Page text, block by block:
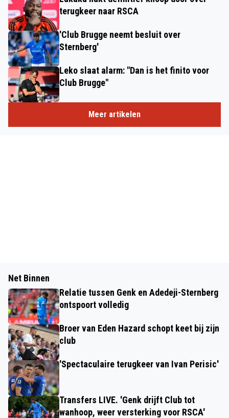
terugkeer naar RSCA
'Club Brugge neemt besluit over
Sternberg'
Leko slaat alarm: "Dan is het finito voor
Club Brugge"
Meer artikelen
Net Binnen
Relatie tussen Genk en Adedeji-Sternberg
ontspoort volledig
Broer van Eden Hazard schopt keet bij zijn
club
'Spectaculaire terugkeer van Ivan Perisic'
Transfers LIVE. 'Genk drijft Club tot
wanhoop, weer versterking voor RSCA'